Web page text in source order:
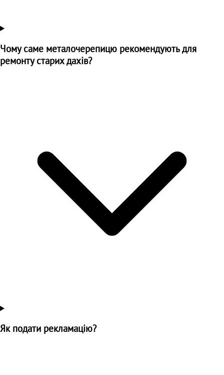
Чому саме металочерепицю рекомендують для
ремонту старих дахів?
Як подати рекламацію?